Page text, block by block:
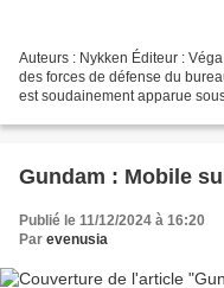
Auteurs : Nykken Éditeur :
des forces de défense du
est soudainement apparue
Gundam : Mobile
Publié le 11/12/2024 à 16:20
Par evenusia